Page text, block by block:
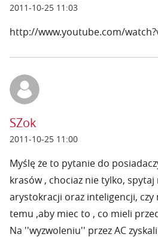
2011-10-25 11:03
http://www.youtube.com/
SZok
2011-10-25 11:00
Myślę że to pytanie do
krasów , chociaz nie tylko, spytaj
arystokracji oraz inteligencji, czy
temu ,aby miec to , co mieli
Na ''wyzwoleniu'' przez AC